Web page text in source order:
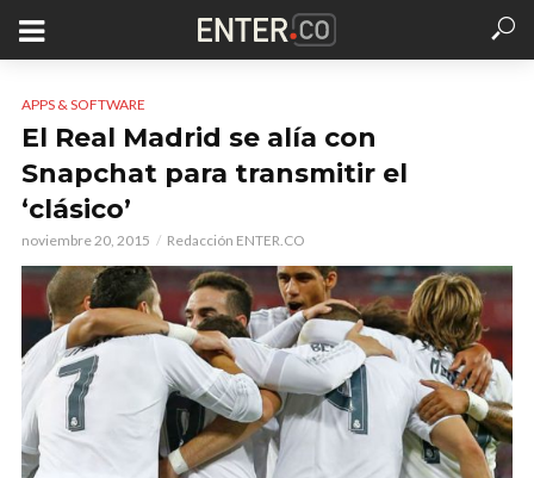
APPS & SOFTWARE
El Real Madrid se alía con
Snapchat para transmitir el
‘clásico’
noviembre 20, 2015 Redacción ENTER.CO